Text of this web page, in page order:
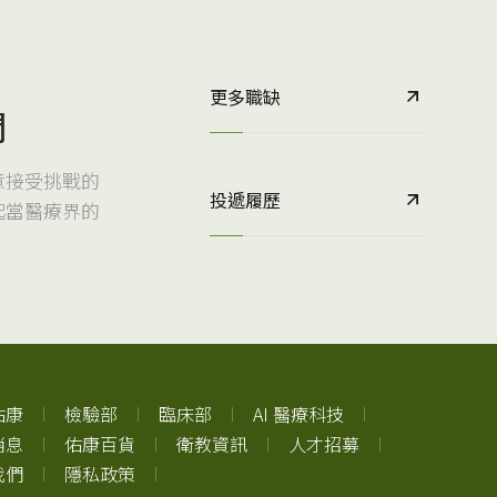
受挑戰的
醫療界的
更多職缺
投遞履歷
康 檢驗部 臨床部
AI 醫療科技
息
佑康百貨 衛教資訊
人才招募
們
隱私政策